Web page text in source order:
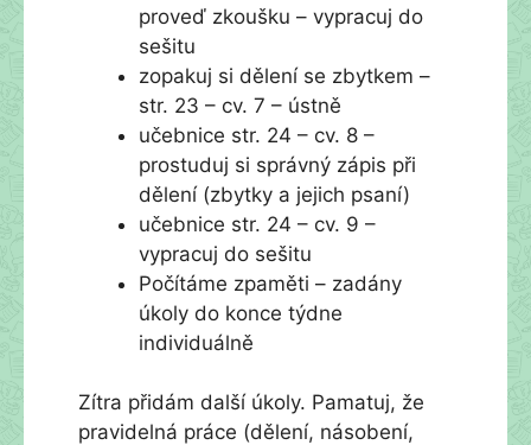
proveď zkoušku – vypracuj do
sešitu
zopakuj si dělení se zbytkem –
str. 23 – cv. 7 – ústně
učebnice str. 24 – cv. 8 –
prostuduj si správný zápis při
dělení (zbytky a jejich psaní)
učebnice str. 24 – cv. 9 –
vypracuj do sešitu
Počítáme zpaměti – zadány
úkoly do konce týdne
individuálně
Zítra přidám další úkoly. Pamatuj, že
pravidelná práce (dělení, násobení,